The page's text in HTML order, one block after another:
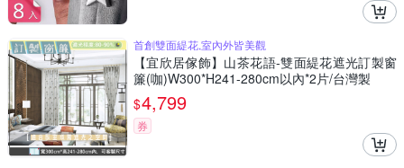
首創雙面緹花,室內外皆美觀
【宜欣居傢飾】山茶花語-雙面緹花遮光訂製窗
簾(咖)W300*H241-280cm以內*2片/台灣製
$4,799
券